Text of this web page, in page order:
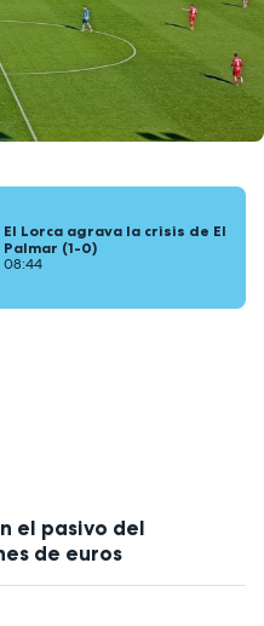
El Lorca agrava la crisis de El
Palmar (1-0)
08:44
el pasivo del
de euros